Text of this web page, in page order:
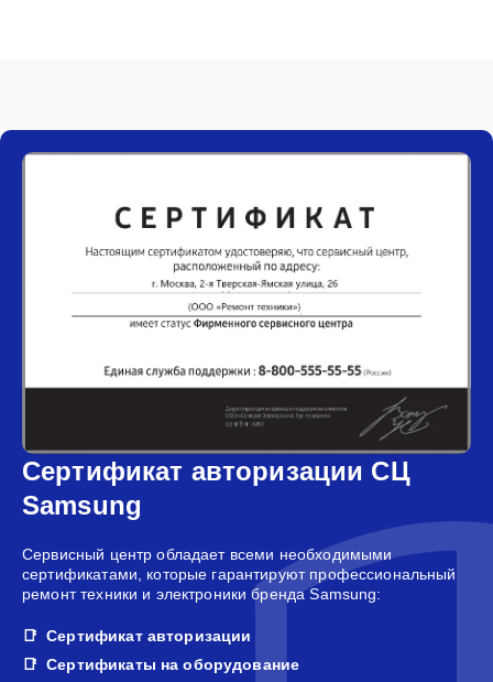
Сертификат авторизации СЦ
Samsung
Сервисный центр обладает всеми необходимыми
сертификатами, которые гарантируют профессиональный
ремонт техники и электроники бренда Samsung:
Сертификат авторизации
Сертификаты на оборудование